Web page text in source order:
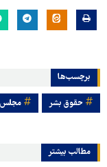
برچسب‌ها
حقوق بشر مجلس
مطالب بیشتر